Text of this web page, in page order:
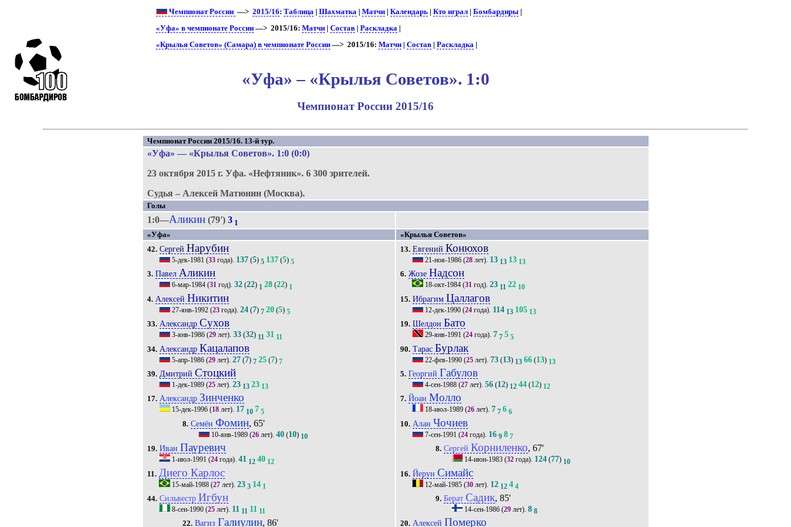
Чемпионат России —>2015/16:Таблица |Шахматка |Матчи |Календарь |Кто играл |Бомбардиры
«Уфа» в чемпионате России —> 2015/16:Матчи |Состав |Раскладка |
«Крылья Советов» (Самара) в чемпионате России —> 2015/16:Матчи |Состав |Раскладка |
«Уфа» – «Крылья Советов». 1:0
Чемпионат России 2015/16
Чемпионат России 2015/16. 13-й тур.
«Уфа» — «Крылья Советов». 1:0 (0:0)
23 октября 2015 г.Уфа. «Нефтяник».6 300 зрителей.
Судья – Алексей Матюнин (Москва).
Голы
1:0—Аликин (79')3 1
«Уфа»
«Крылья Советов»
42. Сергей Нарубин
5-дек-1981 (33 года). 137 (5) 5 137 (5) 5
3. ПавелАликин
6-мар-1984 (31 год).32 (22) 1 28 (22) 1
4. Алексей Никитин
27-янв-1992 (23 года).24 (7) 7 20 (5) 5
33. АлександрСухов
3-янв-1986 (29 лет).33 (32) 11 31 11
34. Александр Кацалапов
5-апр-1986 (29 лет).27 (7) 7 25 (7) 7
39. ДмитрийСтоцкий
1-дек-1989 (25 лет).23 13 23 13
17. Александр Зинченко
15-дек-1996 (18 лет). 17 10 7 5
8. СемёнФомин, 65'
10-янв-1989(26лет). 40(10) 10
19. Иван Пауревич
1-июл-1991 (24 года).41 12 40 12
11. Диего Карлос
15-май-1988 (27 лет).23 3 14 1
44. Сильвестр Игбун
8-сен-1990 (25 лет). 11 11 11 11
22. ВагизГалиулин, 86'
13. Евгений Конюхов
21-ноя-1986 (28 лет). 13 13 13 13
6. ЖозеНадсон
18-окт-1984 (31 год).23 11 22 10
15. Ибрагим Цаллагов
12-дек-1990 (24 года). 114 13 105 13
19. Шелдон Бато
29-янв-1991 (24 года).7 7 5 5
90. Тарас Бурлак
22-фев-1990 (25 лет).73 (13) 13 66 (13) 13
5. Георгий Габулов
4-сен-1988 (27 лет).56 (12) 12 44 (12) 12
7. ЙоанМолло
18-июл-1989 (26 лет).7 7 6 6
10. Алан Чочиев
7-сен-1991 (24 года). 16 9 8 7
8. Сергей Корниленко, 67'
14-июн-1983(32года). 124(77) 10
16. ЙерунСимайс
12-май-1985 (30 лет). 12 12 4 4
9. БератСадик, 85'
14-сен-1986(29лет). 8 8
20. АлексейПомерко